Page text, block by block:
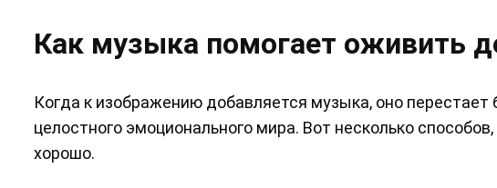
Как музыка помогает оживить
Когда к изображению добавляется музыка, оно
целостного эмоционального мира. Вот несколько
хорошо.